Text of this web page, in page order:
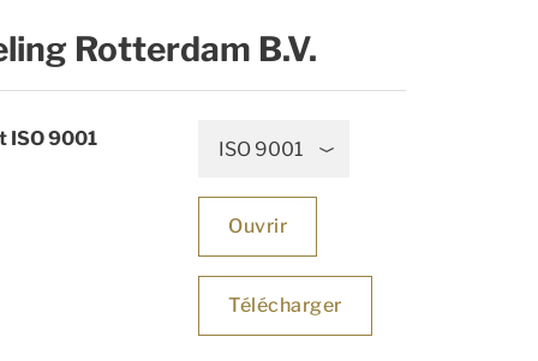
Rotterdam B.V.
ISO 9001 ISO 9001
Ouvrir
Télécharger